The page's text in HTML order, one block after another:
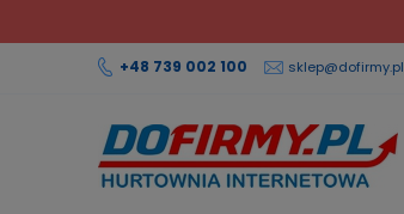
+48 739 002 100 sklep@dofirmy.pl